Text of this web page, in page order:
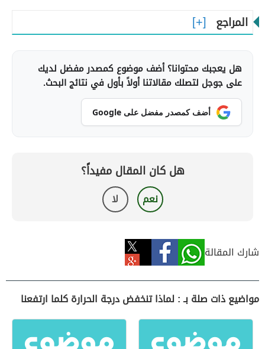
المراجع
هل يعجبك محتوانا؟ أضف موضوع كمصدر مفضل لديك
على جوجل لتصلك مقالاتنا أولاً بأول في نتائج البحث.
أضف كمصدر مفضل على Google
هل كان المقال مفيداً؟
نعم لا
شارك المقالة
مواضيع ذات صلة بـ : لماذا تنخفض درجة الحرارة كلما ارتفعنا